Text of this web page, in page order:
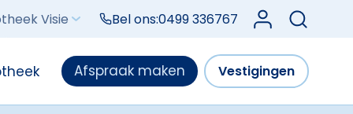
Visie Bel ons:0499 336767 Log in bij Mijn
Afspraak maken Vestigingen